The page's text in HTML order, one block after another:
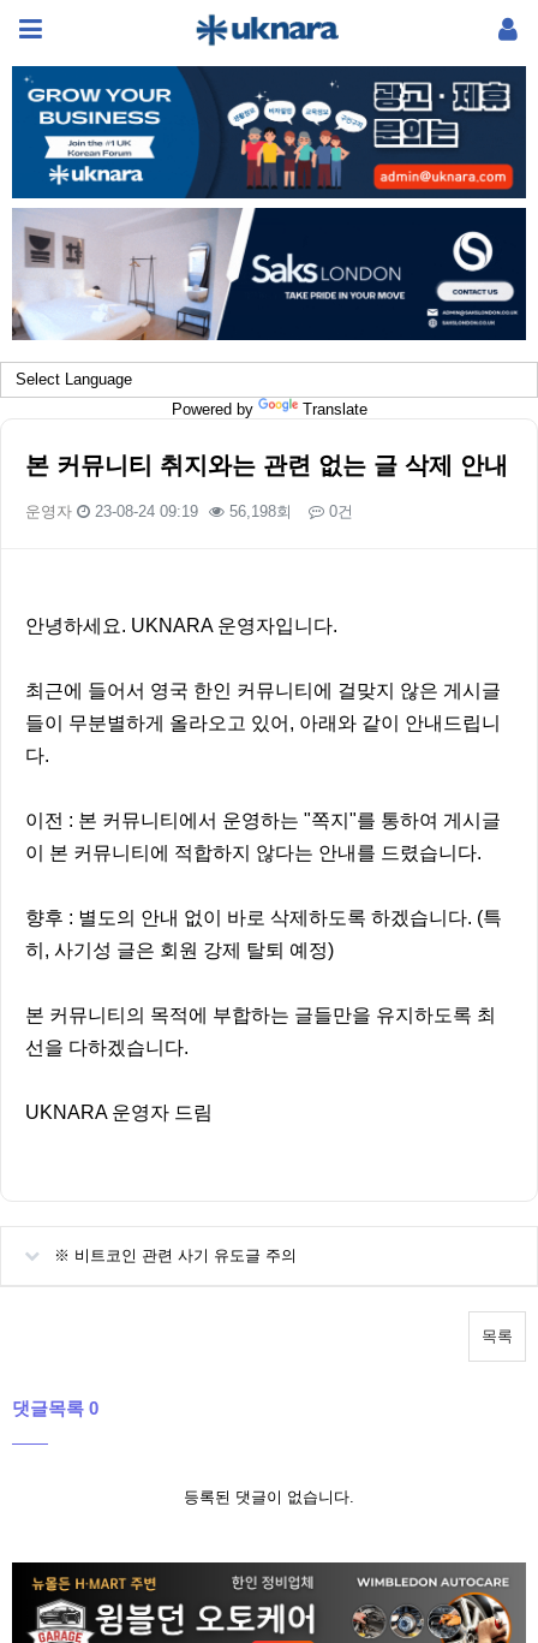
Powered by Translate
본 커뮤니티 취지와는 관련 없는 글 삭제 안내
운영자 23-08-24 09:19 56,198회 0건
안녕하세요. UKNARA 운영자입니다.
최근에 들어서 영국 한인 커뮤니티에 걸맞지 않은 게시글
들이 무분별하게 올라오고 있어, 아래와 같이 안내드립니
다.
이전 : 본 커뮤니티에서 운영하는 "쪽지"를 통하여 게시글
이 본 커뮤니티에 적합하지 않다는 안내를 드렸습니다.
향후 : 별도의 안내 없이 바로 삭제하도록 하겠습니다. (특
히, 사기성 글은 회원 강제 탈퇴 예정)
본 커뮤니티의 목적에 부합하는 글들만을 유지하도록 최
선을 다하겠습니다.
UKNARA 운영자 드림
※ 비트코인 관련 사기 유도글 주의
목록
댓글목록 0
등록된 댓글이 없습니다.